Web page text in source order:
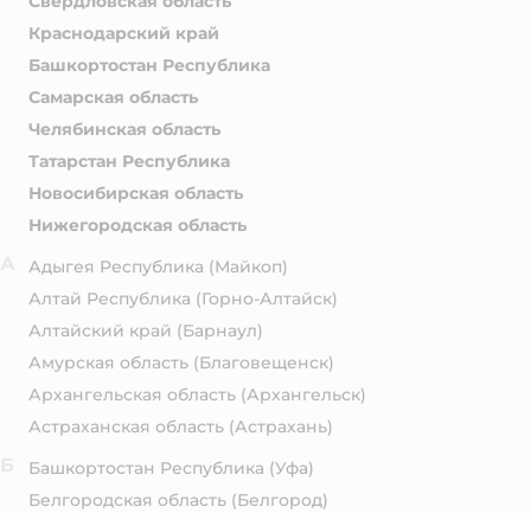
Краснодарский край
Башкортостан Республика
Самарская область
Челябинская область
Татарстан Республика
Новосибирская область
Нижегородская область
Адыгея Республика (Майкоп)
Алтай Республика (Горно-Алтайск)
Алтайский край (Барнаул)
Амурская область (Благовещенск)
Архангельская область (Архангельск)
Астраханская область (Астрахань)
Башкортостан Республика (Уфа)
Белгородская область (Белгород)